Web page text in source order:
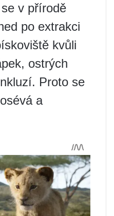
v přírodě
po extrakci
kvůli
ostrých
Proto se
a